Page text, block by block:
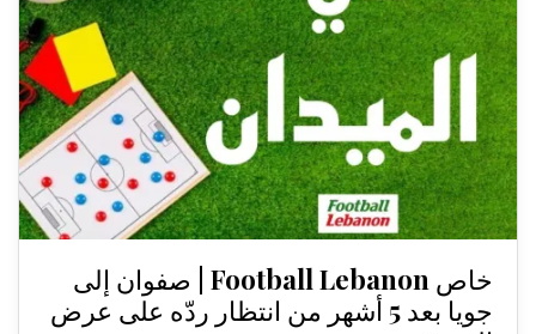
خاص Football Lebanon | صفوان إلى
جويا بعد 5 أشهر من انتظار ردّه على عرض